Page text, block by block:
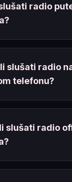
radio
slušati radio
telefonu?
slušati radio